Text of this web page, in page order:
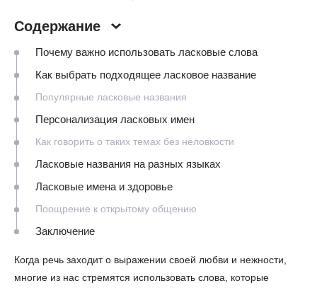
Содержание
Почему важно использовать ласковые слова
Как выбрать подходящее ласковое название
Популярные ласковые названия
Персонализация ласковых имен
Как говорить о таких темах без неловкости
Ласковые названия на разных языках
Ласковые имена и здоровье
Поощрение к открытому общению
Заключение
Когда речь заходит о выражении своей любви и нежности,
многие из нас стремятся использовать слова, которые